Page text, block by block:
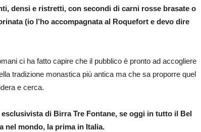
densi e ristretti, con secondi di carni rosse brasate o
(io l’ho accompagnata al Roquefort e devo dire
ci ha fatto capire che il pubblico è pronto ad accogliere
tradizione monastica più antica ma che sa proporre quel
e cerca.
esclusivista di Birra Tre Fontane, se oggi in tutto il Bel
nel mondo, la prima in Italia.